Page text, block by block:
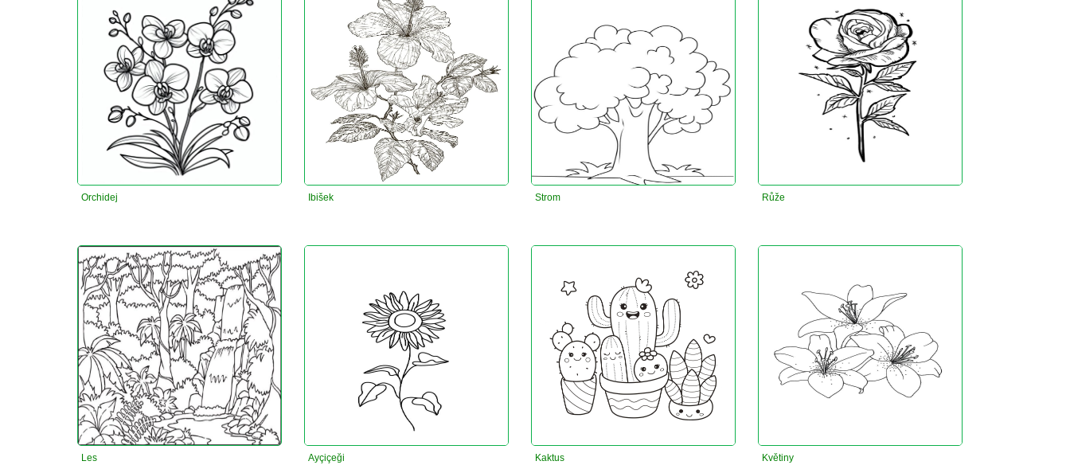
Orchidej Ibišek Strom Růže
Les Ayçiçeği Kaktus Květiny